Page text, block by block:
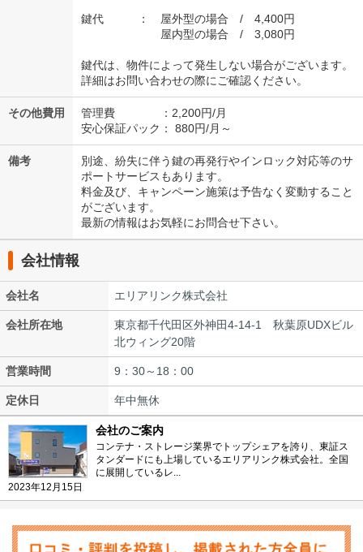
鍵代 ： 屋外型の場合 / 4,400円
屋内型の場合 / 3,080円
鍵代は、物件によって発生しない場合がございます。
詳細はお問い合わせの際にご確認ください。
その他費用
管理費 ：2,200円/月
安心保証パック： 880円/月～
備考
別途、紛失に伴う鍵の再発行やインロック対応等のサ
ポートサービスもあります。
料金及び、キャンペーン施策は予告なく変動すること
がございます。
最新の情報はお気軽にお問合せ下さい。
会社情報
会社名 エリアリンク株式会社
会社所在地
東京都千代田区外神田4-14-1 秋葉原UDXビル
北ウィング20階
営業時間 9：30～18：00
定休日 年中無休
2023年12月15日
会社のご案内
コンテナ・ストレージ業界でトップシェアを誇り、東証ス
タンダードにも上場しているエリアリンク株式会社。全国
に展開しているレ...